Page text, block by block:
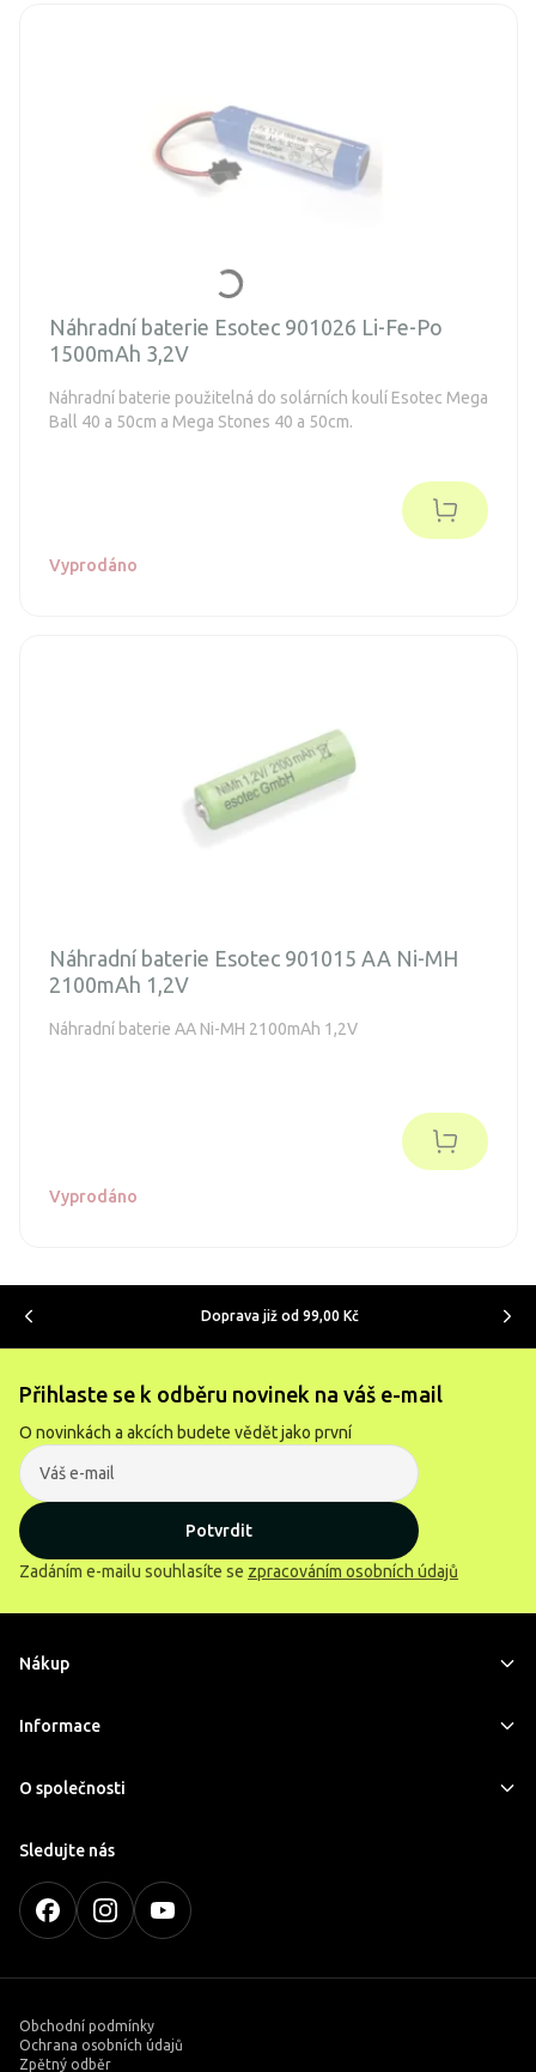
Náhradní baterie Esotec 901026 Li-Fe-Po
1500mAh 3,2V
Náhradní baterie použitelná do solárních koulí Esotec Mega
Ball 40 a 50cm a Mega Stones 40 a 50cm.
Vyprodáno
Náhradní baterie Esotec 901015 AA Ni-MH
2100mAh 1,2V
Náhradní baterie AA Ni-MH 2100mAh 1,2V
Vyprodáno
Doprava již od 99,00 Kč
Přihlaste se k odběru novinek na váš e-mail
O novinkách a akcích budete vědět jako první
Potvrdit
Zadáním e-mailu souhlasíte se zpracováním osobních údajů
Nákup
Informace
O společnosti
Sledujte nás
Obchodní podmínky
Ochrana osobních údajů
Zpětný odběr